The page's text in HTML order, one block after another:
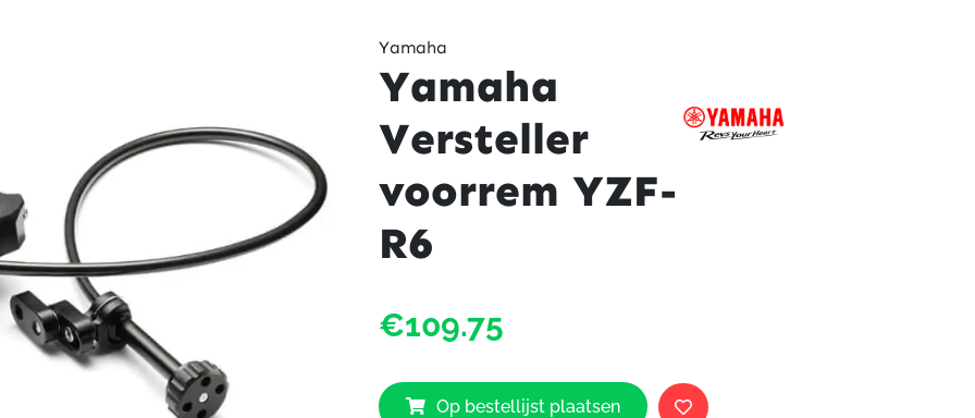
Yamaha
Yamaha
Versteller
voorrem YZF-
R6
€109.75
Op bestellijst plaatsen